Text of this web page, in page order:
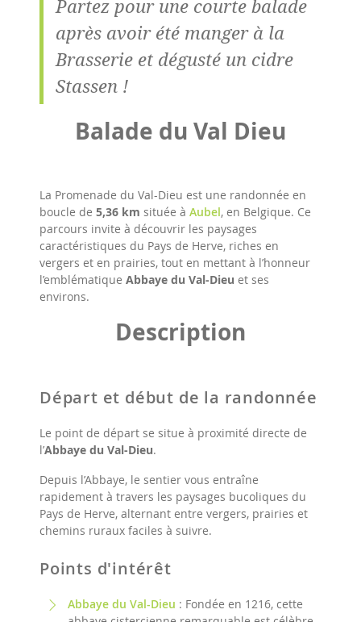
Partez pour une courte balade
après avoir été manger à la
Brasserie et dégusté un cidre
Stassen !
Balade du Val Dieu
La Promenade du Val-Dieu est une randonnée en
boucle de 5,36 km située à Aubel, en Belgique. Ce
parcours invite à découvrir les paysages
caractéristiques du Pays de Herve, riches en
vergers et en prairies, tout en mettant à l’honneur
l’emblématique Abbaye du Val-Dieu et ses
environs.
Description
Départ et début de la randonnée
Le point de départ se situe à proximité directe de
l’Abbaye du Val-Dieu.
Depuis l’Abbaye, le sentier vous entraîne
rapidement à travers les paysages bucoliques du
Pays de Herve, alternant entre vergers, prairies et
chemins ruraux faciles à suivre.
Points d'intérêt
Abbaye du Val-Dieu : Fondée en 1216, cette